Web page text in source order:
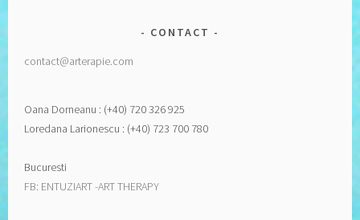
CONTACT
contact@arterapie.com
Oana Dorneanu : (+40) 720 326 925
Loredana Larionescu : (+40) 723 700 780
Bucuresti
FB: ENTUZIART -ART THERAPY